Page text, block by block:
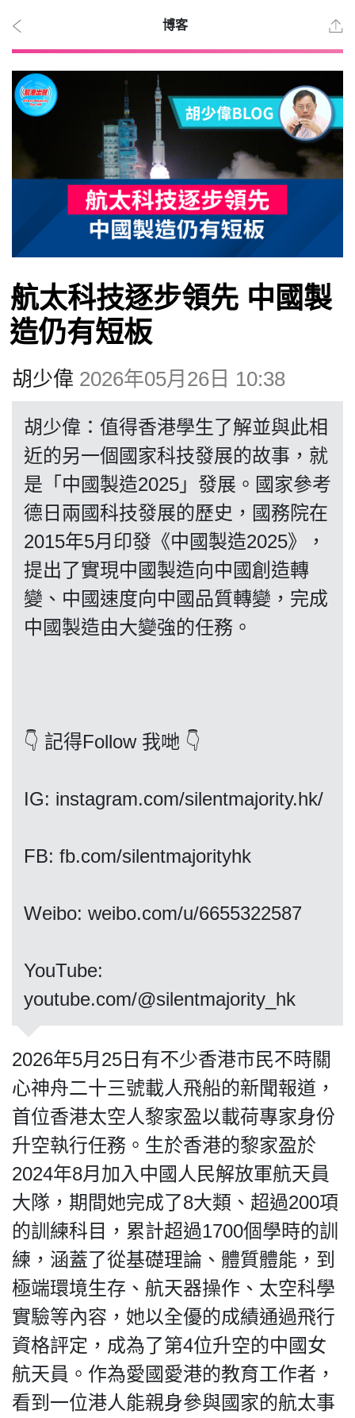
2026
月 7
時事
觀點
投票
視頻
昔日
系列
活動
我們的立場
聯絡我們
私
隱
政
策
及
免
責
聲
明
©
2018
Silent
Majority
For
博客
航太科技逐步領先 中國製
造仍有短板
胡少偉 2026年05月26日 10:38
胡少偉：值得香港學生了解並與此相
近的另一個國家科技發展的故事，就
是「中國製造2025」發展。國家參考
德日兩國科技發展的歷史，國務院在
2015年5月印發《中國製造2025》，
提出了實現中國製造向中國創造轉
變、中國速度向中國品質轉變，完成
中國製造由大變強的任務。
👇 記得Follow 我哋 👇
IG: instagram.com/silentmajority.hk/
FB: fb.com/silentmajorityhk
Weibo: weibo.com/u/6655322587
​​​​​​​YouTube:
youtube.com/@silentmajority_hk
2026年5月25日有不少香港市民不時關
心神舟二十三號載人飛船的新聞報道，
首位香港太空人黎家盈以載荷專家身份
升空執行任務。生於香港的黎家盈於
2024年8月加入中國人民解放軍航天員
大隊，期間她完成了8大類、超過200項
的訓練科目，累計超過1700個學時的訓
練，涵蓋了從基礎理論、體質體能，到
極端環境生存、航天器操作、太空科學
實驗等內容，她以全優的成績通過飛行
資格評定，成為了第4位升空的中國女
航天員。作為愛國愛港的教育工作者，
看到一位港人能親身參與國家的航太事